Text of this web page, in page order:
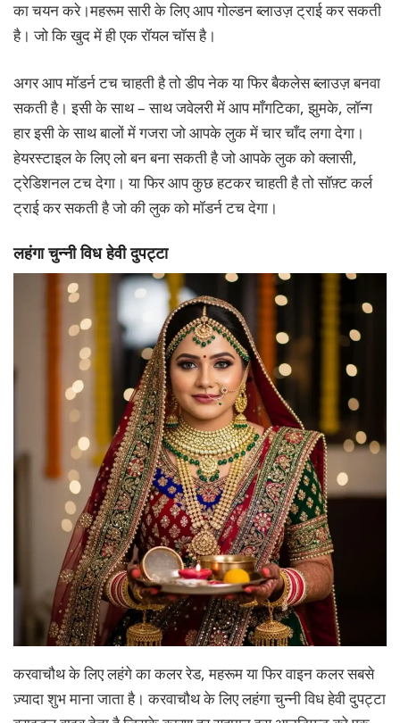
का चयन करे।महरूम सारी के लिए आप गोल्डन ब्लाउज़ ट्राई कर सकती
है। जो कि खुद में ही एक रॉयल चॉस है।
अगर आप मॉडर्न टच चाहती है तो डीप नेक या फिर बैकलेस ब्लाउज़ बनवा
सकती है। इसी के साथ – साथ जवेलरी में आप माँगटिका, झुमके, लॉन्ग
हार इसी के साथ बालों में गजरा जो आपके लुक में चार चाँद लगा देगा।
हेयरस्टाइल के लिए लो बन बना सकती है जो आपके लुक को क्लासी,
ट्रेडिशनल टच देगा। या फिर आप कुछ हटकर चाहती है तो सॉफ़्ट कर्ल
ट्राई कर सकती है जो की लुक को मॉडर्न टच देगा।
लहंगा चुन्नी विध हेवी दुपट्टा
करवाचौथ के लिए लहंगे का कलर रेड, महरूम या फिर वाइन कलर सबसे
ज़्यादा शुभ माना जाता है। करवाचौथ के लिए लहंगा चुन्नी विध हेवी दुपट्टा